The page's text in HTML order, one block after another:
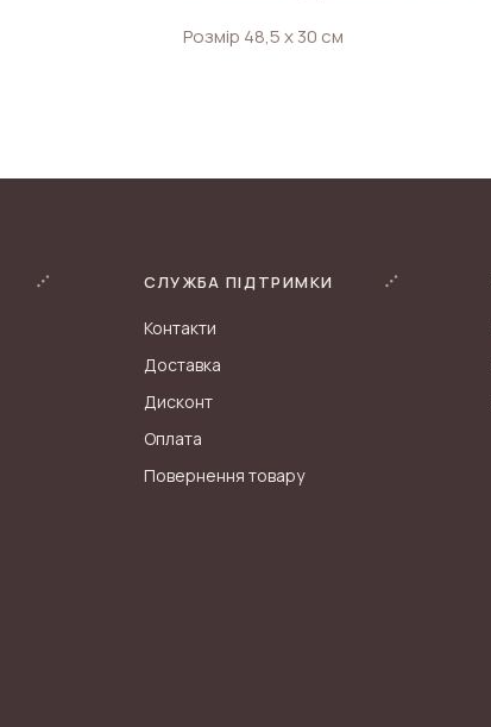
Розмір 48,5 х 30 см
СЛУЖБА ПІДТРИМКИ
Контакти
Доставка
Дисконт
Оплата
Повернення товару